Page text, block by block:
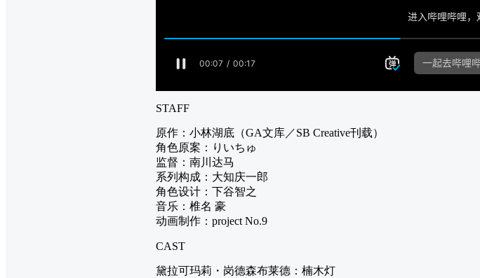
STAFF
原作：小林湖底（GA文库／SB Creative刊载）
角色原案：りいちゅ
监督：南川达马
系列构成：大知庆一郎
角色设计：下谷智之
音乐：椎名 豪
动画制作：project No.9
CAST
黛拉可玛莉・岗德森布莱德：楠木灯